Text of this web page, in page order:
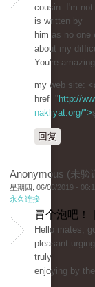
cousin. I'm
is written by
him as no one
about my
You're
my web site:
href=" http://
nakliyat.org/">
回复
Anonymous (未验
星期四, 06/06/2019 -
永久连接
冒个泡吧！
Hello mates,
pleasant
truly
enjoying by